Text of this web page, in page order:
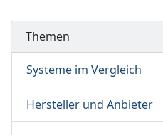
Themen
Systeme im Vergleich
Hersteller und Anbieter